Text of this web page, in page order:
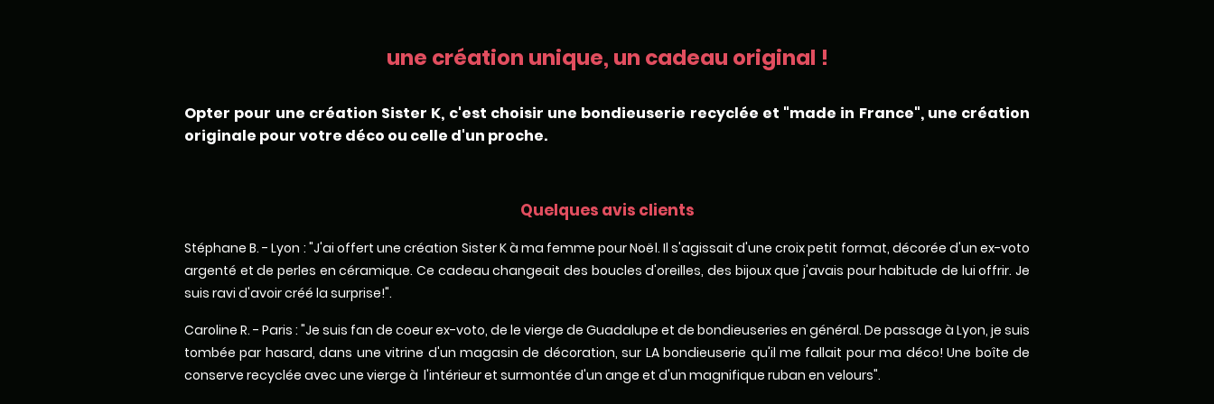
une création unique, un cadeau original !
Opter pour une création Sister K, c'est choisir une bondieuserie recyclée et "made in France", une création
originale pour votre déco ou celle d'un proche.
Quelques avis clients
Stéphane B. - Lyon : "J'ai offert une création Sister K à ma femme pour Noël. Il s'agissait d'une croix petit format, décorée d'un ex-voto
argenté et de perles en céramique. Ce cadeau changeait des boucles d'oreilles, des bijoux que j'avais pour habitude de lui offrir. Je
suis ravi d'avoir créé la surprise!".
Caroline R. - Paris : "Je suis fan de coeur ex-voto, de le vierge de Guadalupe et de bondieuseries en général. De passage à Lyon, je suis
tombée par hasard, dans une vitrine d'un magasin de décoration, sur LA bondieuserie qu'il me fallait pour ma déco! Une boîte de
conserve recyclée avec une vierge à l'intérieur et surmontée d'un ange et d'un magnifique ruban en velours".